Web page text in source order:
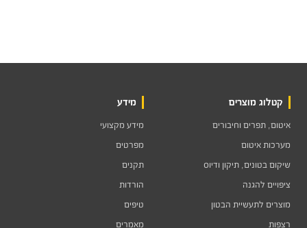
קטלוג מוצרים
איטום, תפרים וחיבורים
מערכות איטום
שיקום בטונים, תיקון ודיוס
ציפויים להגנה
מוצרים לתעשיית הבטון
רצפות
מידע
מידע מקצועי
מפרטים
תקנים
הורדות
טיפים
מאמרים